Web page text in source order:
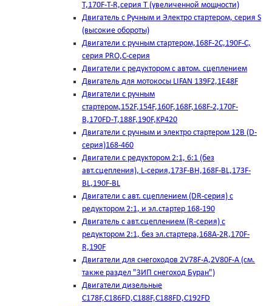
T,170F-T-R,серия Т (увеличенной мощности)
Двигатель с Ручным и Электро стартером, серия S
(высокие обороты)
Двигатели с ручным стартером,168F-2C,190F-C,
серия PRO,C-серия
Двигатели с редуктором с автом. сцеплением
Двигатель для мотокосы LIFAN 139F2,1E48F
Двигатели с ручным
стартером,152F,154F,160F,168F,168F-2,170F-
B,170FD-T,188F,190F,KP420
Двигатели с ручным и электро стартером 12В (D-
серия)168-460
Двигатели с редуктором 2:1, 6:1 (без
авт.сцепления), L-серия,173F-BH,168F-BL,173F-
BL,190F-BL
Двигатели с авт. сцеплением (DR-серия) с
редуктором 2:1, и эл.стартер 168-190
Двигатель с авт.сцеплением (R-серия) с
редуктором 2:1, без эл.стартера,168А-2R,170F-
R,190F
Двигатели для снегоходов 2V78F-A,2V80F-A (см.
также раздел "ЗИП снегоход Буран")
Двигатели дизельные
C178F,С186FD,C188F,C188FD,C192FD